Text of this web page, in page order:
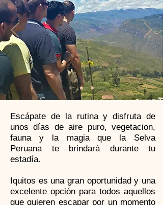
Escápate de la rutina y disfruta de
unos días de aire puro, vegetacion,
fauna y la magia que la Selva
Peruana te brindará durante tu
estadía.
Iquitos es una gran oportunidad y una
excelente opción para todos aquellos
que quieren escapar por un momento